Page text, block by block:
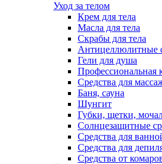
Уход за телом
Крем для тела
Масла для тела
Скрабы для тела
Антицеллюлитные
Гели для душа
Профессиональная
Средства для
Баня, сауна
Шунгит
Губки, щетки,
Солнцезащитные
Средства для
Средства для
Средства от